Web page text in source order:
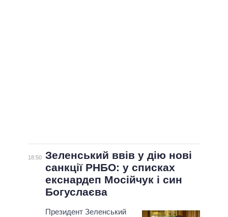
18:50 Зеленський ввів у дію нові
санкції РНБО: у списках
екснардеп Мосійчук і син
Богуслаєва
Президент Зеленський